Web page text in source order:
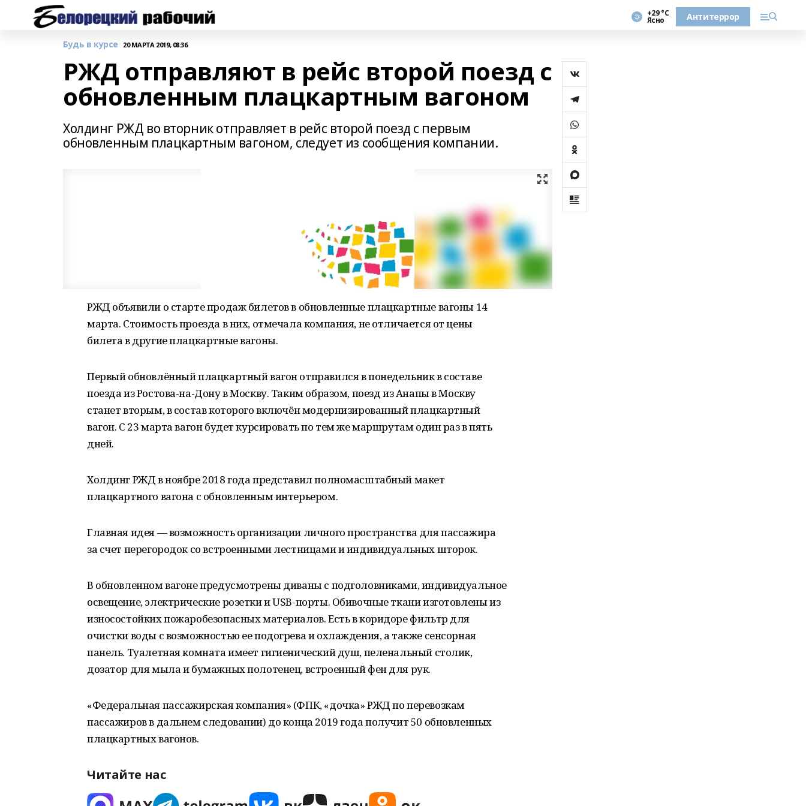
+29 °С
Ясно Антитеррор
Будь в курсе 20 МАРТА 2019, 08:36
РЖД отправляют в рейс второй поезд с
обновленным плацкартным вагоном
Холдинг РЖД во вторник отправляет в рейс второй поезд с первым
обновленным плацкартным вагоном, следует из сообщения компании.
РЖД объявили о старте продаж билетов в обновленные плацкартные вагоны 14
марта. Стоимость проезда в них, отмечала компания, не отличается от цены
билета в другие плацкартные вагоны.
Первый обновлённый плацкартный вагон отправился в понедельник в составе
поезда из Ростова-на-Дону в Москву. Таким образом, поезд из Анапы в Москву
станет вторым, в состав которого включён модернизированный плацкартный
вагон. С 23 марта вагон будет курсировать по тем же маршрутам один раз в пять
дней.
Холдинг РЖД в ноябре 2018 года представил полномасштабный макет
плацкартного вагона с обновленным интерьером.
Главная идея — возможность организации личного пространства для пассажира
за счет перегородок со встроенными лестницами и индивидуальных шторок.
В обновленном вагоне предусмотрены диваны с подголовниками, индивидуальное
освещение, электрические розетки и USB-порты. Обивочные ткани изготовлены из
износостойких пожаробезопасных материалов. Есть в коридоре фильтр для
очистки воды с возможностью ее подогрева и охлаждения, а также сенсорная
панель. Туалетная комната имеет гигиенический душ, пеленальный столик,
дозатор для мыла и бумажных полотенец, встроенный фен для рук.
«Федеральная пассажирская компания» (ФПК, «дочка» РЖД по перевозкам
пассажиров в дальнем следовании) до конца 2019 года получит 50 обновленных
плацкартных вагонов.
Читайте нас